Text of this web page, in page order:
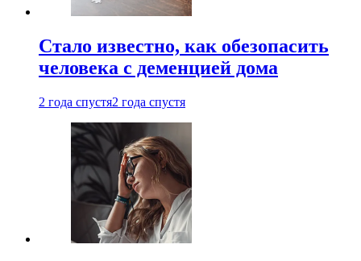
Стало известно, как обезопасить
человека с деменцией дома
2 года спустя2 года спустя